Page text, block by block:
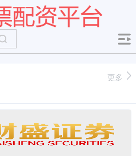
更多